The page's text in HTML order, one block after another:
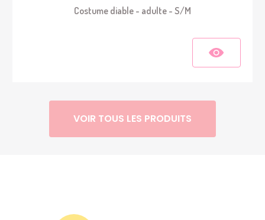
Costume diable - adulte - S/M
VOIR TOUS LES PRODUITS